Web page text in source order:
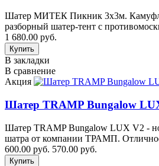
Шатер МИТЕК Пикник 3x3м.
разборный шатер-тент с
1 680.00 руб.
В закладки
В сравнение
Акция
Шатер TRAMP Bungalow
Шатер TRAMP Bungalow LUX V2 -
шатра от компании ТРАМП.
600.00 руб. 570.00 руб.